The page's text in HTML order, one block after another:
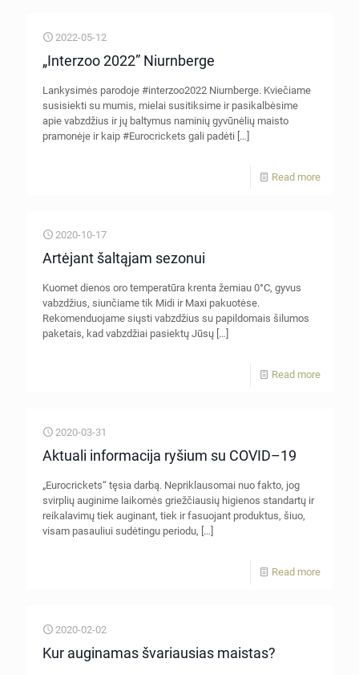
2022-05-12
„Interzoo 2022” Niurnberge
Lankysimės parodoje #interzoo2022 Niurnberge. Kviečiame
susisiekti su mumis, mielai susitiksime ir pasikalbėsime
apie vabzdžius ir jų baltymus naminių gyvūnėlių maisto
pramonėje ir kaip #Eurocrickets gali padėti […]
Read more
2020-10-17
Artėjant šaltąjam sezonui
Kuomet dienos oro temperatūra krenta žemiau 0°C, gyvus
vabzdžius, siunčiame tik Midi ir Maxi pakuotėse.
Rekomenduojame siųsti vabzdžius su papildomais šilumos
paketais, kad vabzdžiai pasiektų Jūsų […]
Read more
2020-03-31
Aktuali informacija ryšium su COVID–19
„Eurocrickets“ tęsia darbą. Nepriklausomai nuo fakto, jog
svirplių auginime laikomės griežčiausių higienos standartų ir
reikalavimų tiek auginant, tiek ir fasuojant produktus, šiuo,
visam pasauliui sudėtingu periodu, […]
Read more
2020-02-02
Kur auginamas švariausias maistas?